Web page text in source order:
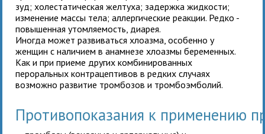
зуд; холестатическая желтуха; задержка жидкости;
изменение массы тела; аллергические реакции. Редко -
повышенная утомляемость, диарея.
Иногда может развиваться хлоазма, особенно у
женщин с наличием в анамнезе хлоазмы беременных.
Как и при приеме других комбинированных
пероральных контрацептивов в редких случаях
возможно развитие тромбозов и тромбоэмболий.
Противопоказания к применению